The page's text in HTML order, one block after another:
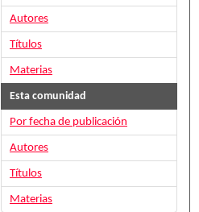
Autores
Títulos
Materias
Esta comunidad
Por fecha de publicación
Autores
Títulos
Materias